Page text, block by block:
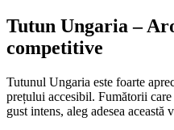
Tutun Ungaria –
competitive
Tutunul Ungaria este foarte
prețului accesibil. Fumătorii
gust intens, aleg adesea această